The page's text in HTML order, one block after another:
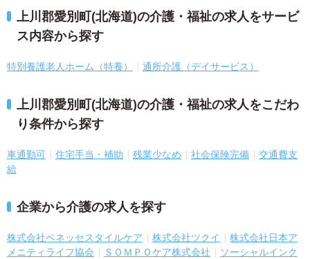
上川郡愛別町(北海道)の介護・福祉の求人をサービ
ス内容から探す
特別養護老人ホーム（特養） 通所介護（デイサービス）
上川郡愛別町(北海道)の介護・福祉の求人をこだわ
り条件から探す
車通勤可 住宅手当・補助 残業少なめ 社会保険完備
交通費支
給
企業から介護の求人を探す
株式会社ベネッセスタイルケア 株式会社ツクイ
株式会社日本ア
メニティライフ協会
ＳＯＭＰＯケア株式会社
ソーシャルインク